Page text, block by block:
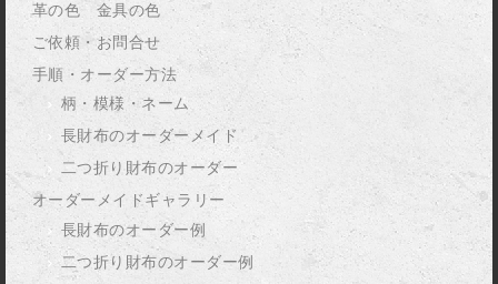
革の色 金具の色
ご依頼・お問合せ
手順・オーダー方法
柄・模様・ネーム
長財布のオーダーメイド
二つ折り財布のオーダー
オーダーメイドギャラリー
長財布のオーダー例
二つ折り財布のオーダー例